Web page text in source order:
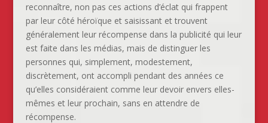
reconnaître, non pas ces actions d’éclat qui frappent
par leur côté héroïque et saisissant et trouvent
généralement leur récompense dans la publicité qui leur
est faite dans les médias, mais de distinguer les
personnes qui, simplement, modestement,
discrètement, ont accompli pendant des années ce
qu’elles considéraient comme leur devoir envers elles-
mêmes et leur prochain, sans en attendre de
récompense.